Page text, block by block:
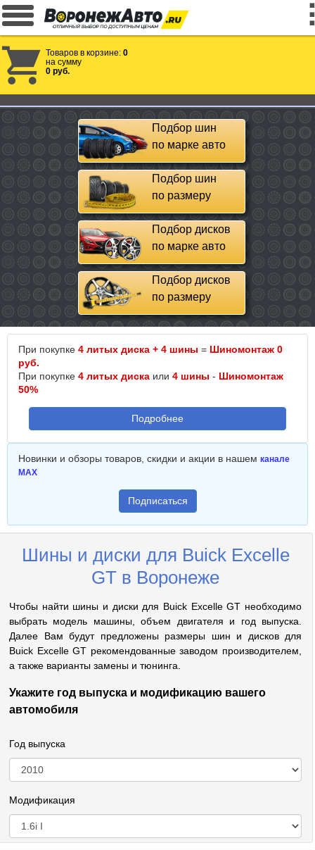
Товаров в корзине: 0
на сумму
0 руб.
Подбор шин
по марке авто
Подбор шин
по размеру
Подбор дисков
по марке авто
Подбор дисков
по размеру
При покупке 4 литых диска + 4 шины = Шиномонтаж 0
руб.
При покупке 4 литых диска или 4 шины - Шиномонтаж
50%
Подробнее
Новинки и обзоры товаров, скидки и акции в нашем канале
MAX
Подписаться
Шины и диски для Buick Excelle
GT в Воронеже
Чтобы найти шины и диски для Buick Excelle GT необходимо
выбрать модель машины, объем двигателя и год выпуска.
Далее Вам будут предложены размеры шин и дисков для
Buick Excelle GT рекомендованные заводом производителем,
а также варианты замены и тюнинга.
Укажите год выпуска и модификацию вашего
автомобиля
Год выпуска
Модификация